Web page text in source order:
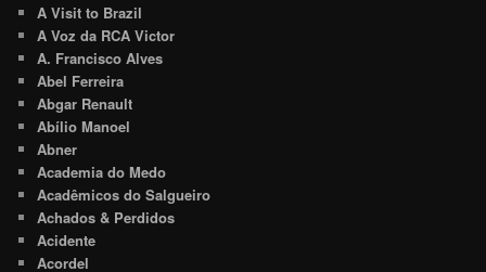
A Visit to Brazil
A Voz da RCA Victor
A. Francisco Alves
Abel Ferreira
Abgar Renault
Abílio Manoel
Abner
Academia do Medo
Acadêmicos do Salgueiro
Achados & Perdidos
Acidente
Acordel